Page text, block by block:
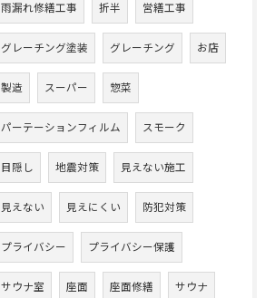
雨漏れ修繕工事 折半 営繕工事
グレーチング塗装 グレーチング お店
製造 スーパー 惣菜
パーテーションフィルム スモーク
目隠し 地震対策 見えない施工
見えない 見えにくい 防犯対策
プライバシー プライバシー保護
サウナ室 座面 座面修繕 サウナ